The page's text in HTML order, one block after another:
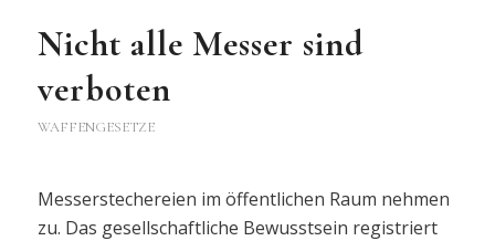
Nicht alle Messer sind
verboten
WAFFENGESETZE
Messerstechereien im öffentlichen Raum nehmen
zu. Das gesellschaftliche Bewusstsein registriert